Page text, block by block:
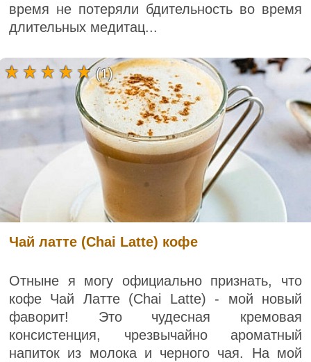
время не потеряли бдительность во время
длительных медитац...
Чай латте (Chai Latte) кофе
Отныне я могу официально признать, что
кофе Чай Латте (Chai Latte) - мой новый
фаворит! Это чудесная кремовая
консистенция, чрезвычайно ароматный
напиток из молока и черного чая. На мой
(1)